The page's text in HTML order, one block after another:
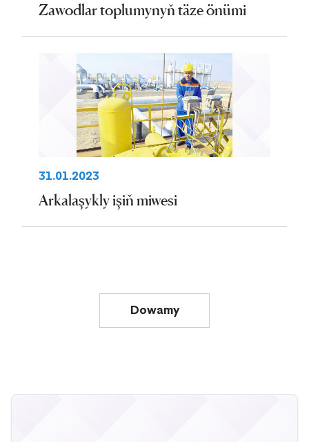
Zawodlar toplumynyň täze önümi
31.01.2023
Arkalaşykly işiň miwesi
Dowamy